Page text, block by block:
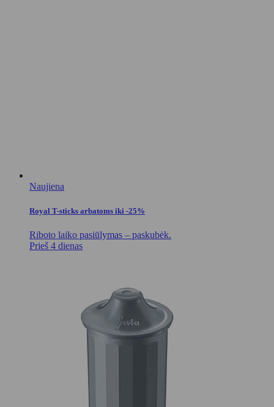
Naujiena
Royal T-sticks arbatoms iki -25%
Riboto laiko pasiūlymas – paskubėk.
Prieš 4 dienas